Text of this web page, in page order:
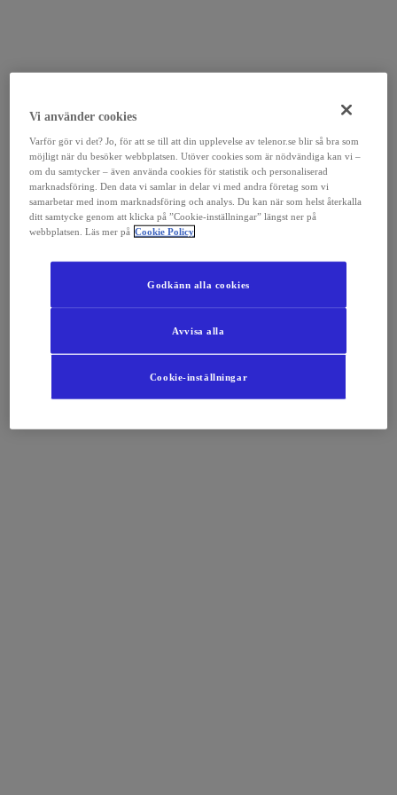
Vi använder cookies
Varför gör vi det? Jo, för att se till att din upplevelse av telenor.se blir så bra som
möjligt när du besöker webbplatsen. Utöver cookies som är nödvändiga kan vi –
om du samtycker – även använda cookies för statistik och personaliserad
marknadsföring. Den data vi samlar in delar vi med andra företag som vi
samarbetar med inom marknadsföring och analys. Du kan när som helst återkalla
ditt samtycke genom att klicka på ”Cookie-inställningar” längst ner på
webbplatsen. Läs mer på Cookie Policy
Cookie-inställningar
Avvisa alla
Godkänn alla cookies